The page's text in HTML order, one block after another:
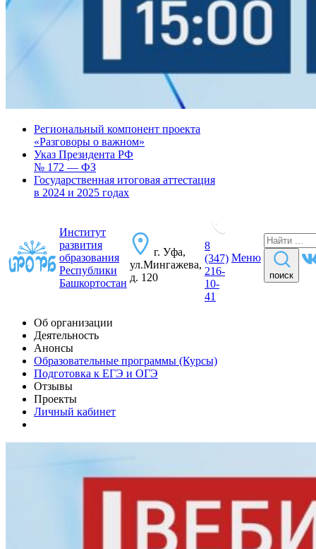
Региональный компонент проекта
«Разговоры о важном»
Указ Президента РФ
№ 172 — ФЗ
Государственная итоговая аттестация
в 2024 и 2025 годах
Институт
развития
образования
Республики
Башкортостан
г. Уфа,
ул.Мингажева,
д. 120
8
(347)
216-
10-
41
Меню
поиск
Об организации
Деятельность
Анонсы
Образовательные программы (Курсы)
Подготовка к ЕГЭ и ОГЭ
Отзывы
Проекты
Личный кабинет